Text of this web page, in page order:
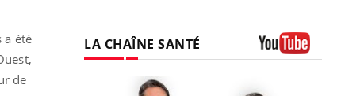
a été
de
LA CHAÎNE SANTÉ